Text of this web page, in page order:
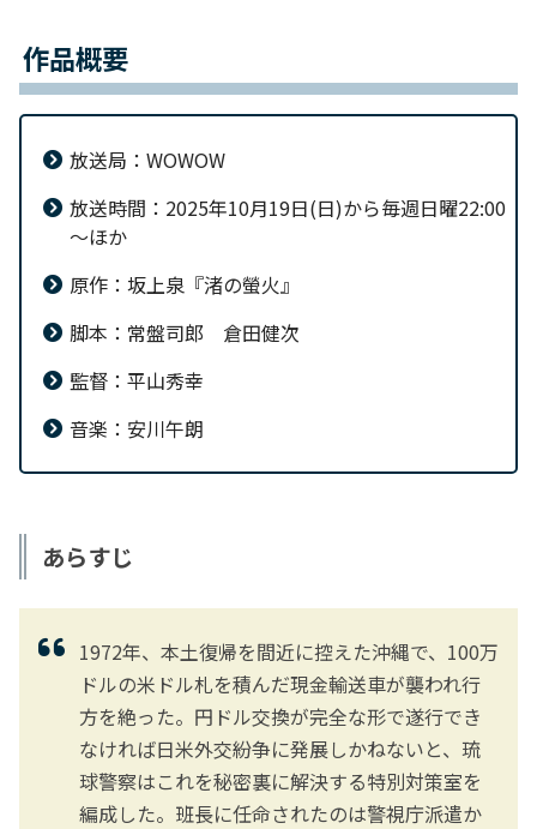
作品概要
放送局：WOWOW
放送時間：2025年10月19日(日)から毎週日曜22:00
～ほか
原作：坂上泉『渚の螢火』
脚本：常盤司郎 倉田健次
監督：平山秀幸
音楽：安川午朗
あらすじ
1972年、本土復帰を間近に控えた沖縄で、100万
ドルの米ドル札を積んだ現金輸送車が襲われ行
方を絶った。円ドル交換が完全な形で遂行でき
なければ日米外交紛争に発展しかねないと、琉
球警察はこれを秘密裏に解決する特別対策室を
編成した。班長に任命されたのは警視庁派遣か